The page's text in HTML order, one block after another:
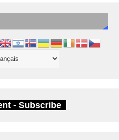
- Subscribe